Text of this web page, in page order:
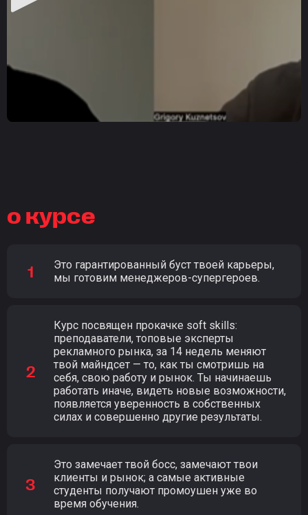
о курсе
Это гарантированный буст твоей карьеры,
мы готовим менеджеров-супергероев.
Курс посвящен прокачке soft skills:
преподаватели, топовые эксперты
рекламного рынка, за 14 недель меняют
твой майндсет — то, как ты смотришь на
себя, свою работу и рынок. Ты начинаешь
работать иначе, видеть новые возможности,
появляется уверенность в собственных
силах и совершенно другие результаты.
Это замечает твой босс, замечают твои
клиенты и рынок; а самые активные
студенты получают промоушен уже во
время обучения.